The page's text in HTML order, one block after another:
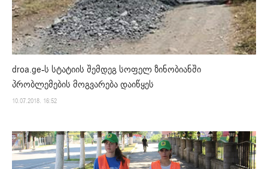
droa.ge-ს სტატიის შემდეგ სოფელ ზინობიანში
პრობლემების მოგვარება დაიწყეს
10.07.2018. 16:52